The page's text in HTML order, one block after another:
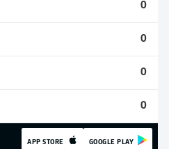
0
0
0
0
APP STORE GOOGLE PLAY